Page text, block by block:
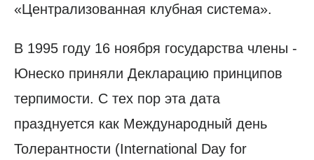
«Централизованная клубная система».
В 1995 году 16 ноября государства члены -
Юнеско приняли Декларацию принципов
терпимости. С тех пор эта дата
празднуется как Международный день
Толерантности (International Day for